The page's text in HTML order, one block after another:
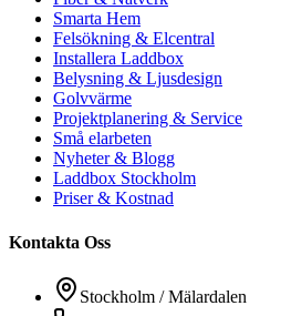
Smarta Hem
Felsökning & Elcentral
Installera Laddbox
Belysning & Ljusdesign
Golvvärme
Projektplanering & Service
Små elarbeten
Nyheter & Blogg
Laddbox Stockholm
Priser & Kostnad
Kontakta Oss
Stockholm / Mälardalen